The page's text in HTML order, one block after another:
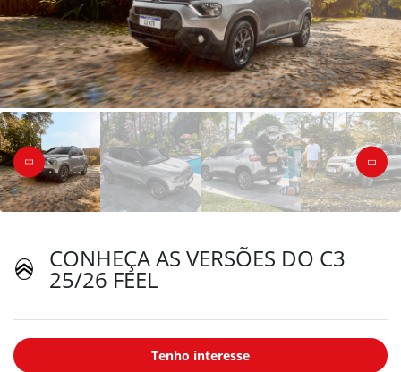
CONHEÇA AS VERSÕES DO C3
25/26 FEEL
Tenho interesse